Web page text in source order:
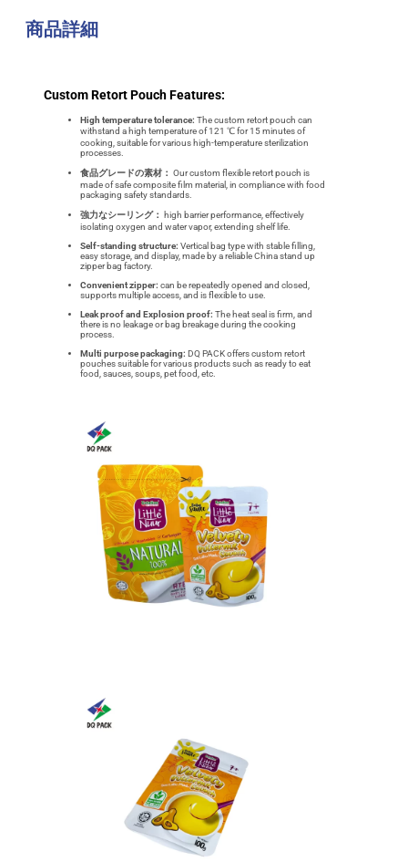
商品詳細
Custom Retort Pouch Features:
High temperature tolerance: The custom retort pouch can
withstand a high temperature of 121 ℃ for 15 minutes of
cooking, suitable for various high-temperature sterilization
processes.
食品グレードの素材： Our custom flexible retort pouch is
made of safe composite film material, in compliance with food
packaging safety standards.
強力なシーリング：
high barrier performance, effectively
isolating oxygen and water vapor, extending shelf life.
Self-standing structure: Vertical bag type with stable filling,
easy storage, and display, made by a reliable China stand up
zipper bag factory.
Convenient zipper: can be repeatedly opened and closed,
supports multiple access, and is flexible to use.
Leak proof and Explosion proof: The heat seal is firm, and
there is no leakage or bag breakage during the cooking
process.
Multi purpose packaging: DQ PACK offers custom retort
pouches suitable for various products such as ready to eat
food, sauces, soups, pet food, etc.